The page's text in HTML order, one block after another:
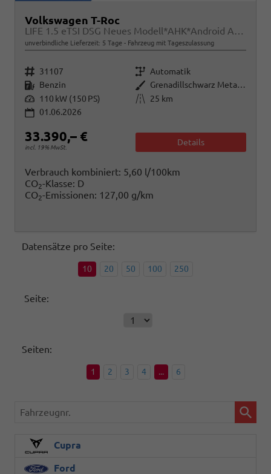
Volkswagen T-Roc
LIFE 1.5 eTSI DSG Neues Modell*AHK*Android Auto*SHZ*ACC*Kamera*5J Garantie*Klimaauto*
unverbindliche Lieferzeit: 5 Tage Fahrzeug mit Tageszulassung
Fahrzeugnr. 31107 Getriebe Automatik
Kraftstoff Benzin Außenfarbe
Grenadillschwarz Metallic
Leistung 110 kW (150 PS) Kilometerstand
25 km
01.06.2026
33.390,– €
incl. 19% MwSt.
Details
Verbrauch kombiniert: 5,60 l/100km
CO2-Klasse: D
CO2-Emissionen: 127,00 g/km
Datensätze pro Seite:
10 20 50 100 250
Seite:
Seiten:
1 2 3 4 ... 6
Fahrzeugnr.
Cupra
Ford